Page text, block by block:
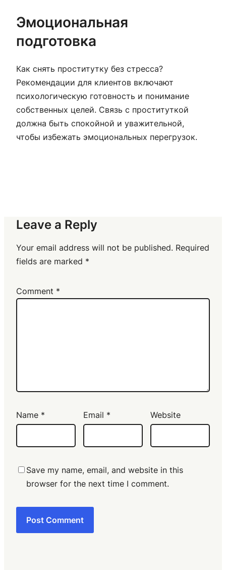
Эмоциональная
подготовка
Как снять проститутку без стресса?
Рекомендации для клиентов включают
психологическую готовность и понимание
собственных целей. Связь с проституткой
должна быть спокойной и уважительной,
чтобы избежать эмоциональных перегрузок.
Leave a Reply
Your email address will not be published. Required
fields are marked *
Comment *
Name * Email * Website
Save my name, email, and website in this
browser for the next time I comment.